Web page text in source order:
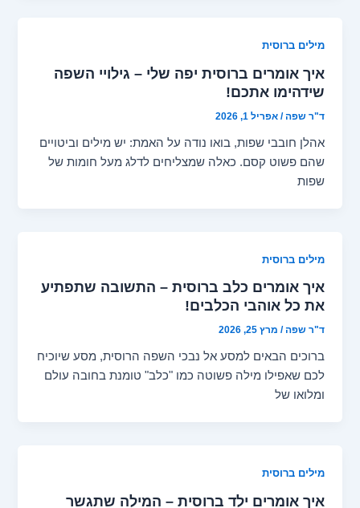
מילים ברוסית
איך אומרים ברוסית יפה שלי – גילויי השפה
שידהימו אתכם!
ד"ר שפה/אפריל 1, 2026
אהלן חובבי שפות, בואו נודה על האמת: יש מילים וביטויים
שהם פשוט קסם. כאלה שמצליחים לדלג מעל חומות של
שפות
מילים ברוסית
איך אומרים כלב ברוסית – התשובה שתפתיע
את כל אוהבי הכלבים!
ד"ר שפה/ מרץ 25, 2026
ברוכים הבאים למסע אל נבכי השפה הרוסית, מסע שיוכיח
לכם שאפילו מילה פשוטה כמו "כלב" טומנת בחובה עולם
ומלואו של
מילים ברוסית
איך אומרים ילד ברוסית – המילה שתגשר